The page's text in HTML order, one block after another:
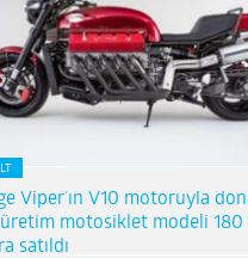
Viper’ın V10 motoruyla
motosiklet modeli 180
satıldı